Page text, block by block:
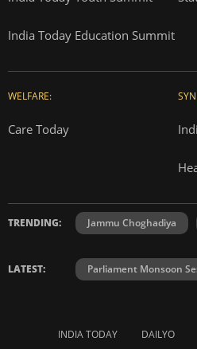
India Today Education Summit
WELFARE:
Care Today
TRENDING: Jammu Choghadiya
LATEST: Parliament Monsoon
INDIA TODAY DAILYO